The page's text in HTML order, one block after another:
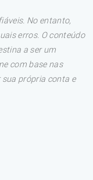
No entanto,
erros. O conteúdo
a ser um
com base nas
própria conta e